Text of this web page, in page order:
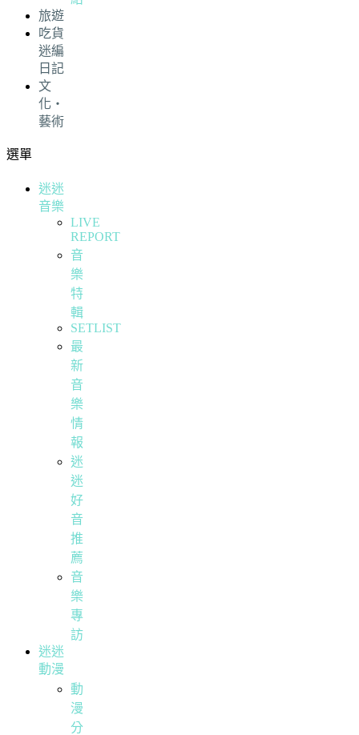
旅遊
吃貨
迷編
日記
文
化・
藝術
選單
迷迷
音樂
LIVE
REPORT
音
樂
特
輯
SETLIST
最
新
音
樂
情
報
迷
迷
好
音
推
薦
音
樂
專
訪
迷迷
動漫
動
漫
分